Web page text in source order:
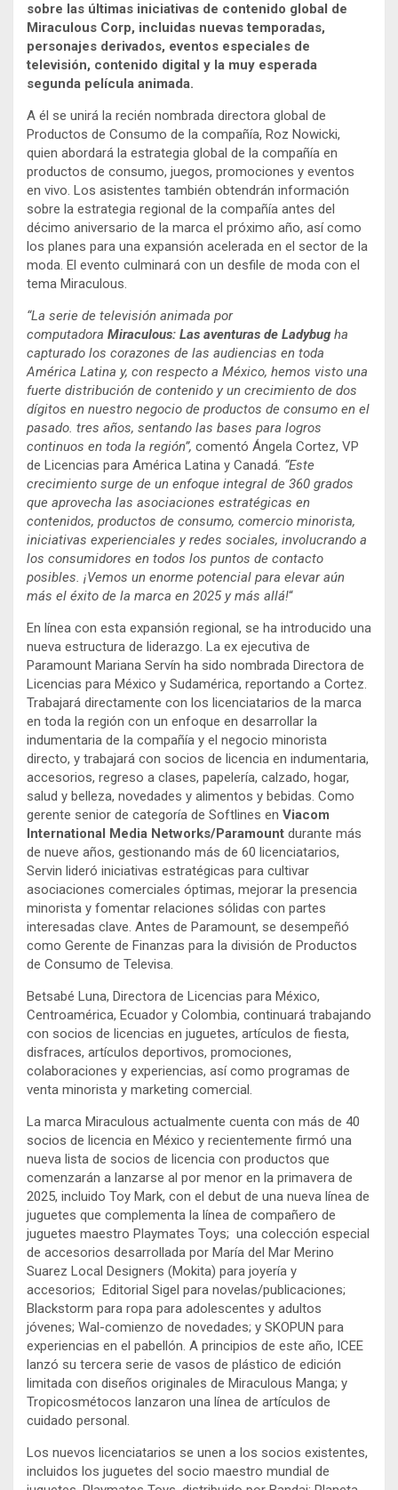
sobre las últimas iniciativas de contenido global de
Miraculous Corp, incluidas nuevas temporadas,
personajes derivados, eventos especiales de
televisión, contenido digital y la muy esperada
segunda película animada.
A él se unirá la recién nombrada directora global de
Productos de Consumo de la compañía, Roz Nowicki,
quien abordará la estrategia global de la compañía en
productos de consumo, juegos, promociones y eventos
en vivo. Los asistentes también obtendrán información
sobre la estrategia regional de la compañía antes del
décimo aniversario de la marca el próximo año, así como
los planes para una expansión acelerada en el sector de la
moda. El evento culminará con un desfile de moda con el
tema Miraculous.
“La serie de televisión animada por
computadora Miraculous: Las aventuras de Ladybug ha
capturado los corazones de las audiencias en toda
América Latina y, con respecto a México, hemos visto una
fuerte distribución de contenido y un crecimiento de dos
dígitos en nuestro negocio de productos de consumo en el
pasado. tres años, sentando las bases para logros
continuos en toda la región”, comentó Ángela Cortez, VP
de Licencias para América Latina y Canadá. “Este
crecimiento surge de un enfoque integral de 360 grados
que aprovecha las asociaciones estratégicas en
contenidos, productos de consumo, comercio minorista,
iniciativas experienciales y redes sociales, involucrando a
los consumidores en todos los puntos de contacto
posibles. ¡Vemos un enorme potencial para elevar aún
más el éxito de la marca en 2025 y más allá!“
En línea con esta expansión regional, se ha introducido una
nueva estructura de liderazgo. La ex ejecutiva de
Paramount Mariana Servín ha sido nombrada Directora de
Licencias para México y Sudamérica, reportando a Cortez.
Trabajará directamente con los licenciatarios de la marca
en toda la región con un enfoque en desarrollar la
indumentaria de la compañía y el negocio minorista
directo, y trabajará con socios de licencia en indumentaria,
accesorios, regreso a clases, papelería, calzado, hogar,
salud y belleza, novedades y alimentos y bebidas. Como
gerente senior de categoría de Softlines en Viacom
International Media Networks/Paramount durante más
de nueve años, gestionando más de 60 licenciatarios,
Servin lideró iniciativas estratégicas para cultivar
asociaciones comerciales óptimas, mejorar la presencia
minorista y fomentar relaciones sólidas con partes
interesadas clave. Antes de Paramount, se desempeñó
como Gerente de Finanzas para la división de Productos
de Consumo de Televisa.
Betsabé Luna, Directora de Licencias para México,
Centroamérica, Ecuador y Colombia, continuará trabajando
con socios de licencias en juguetes, artículos de fiesta,
disfraces, artículos deportivos, promociones,
colaboraciones y experiencias, así como programas de
venta minorista y marketing comercial.
La marca Miraculous actualmente cuenta con más de 40
socios de licencia en México y recientemente firmó una
nueva lista de socios de licencia con productos que
comenzarán a lanzarse al por menor en la primavera de
2025, incluido Toy Mark, con el debut de una nueva línea de
juguetes que complementa la línea de compañero de
juguetes maestro Playmates Toys; una colección especial
de accesorios desarrollada por María del Mar Merino
Suarez Local Designers (Mokita) para joyería y
accesorios; Editorial Sigel para novelas/publicaciones;
Blackstorm para ropa para adolescentes y adultos
jóvenes; Wal-comienzo de novedades; y SKOPUN para
experiencias en el pabellón. A principios de este año, ICEE
lanzó su tercera serie de vasos de plástico de edición
limitada con diseños originales de Miraculous Manga; y
Tropicosmétocos lanzaron una línea de artículos de
cuidado personal.
Los nuevos licenciatarios se unen a los socios existentes,
incluidos los juguetes del socio maestro mundial de